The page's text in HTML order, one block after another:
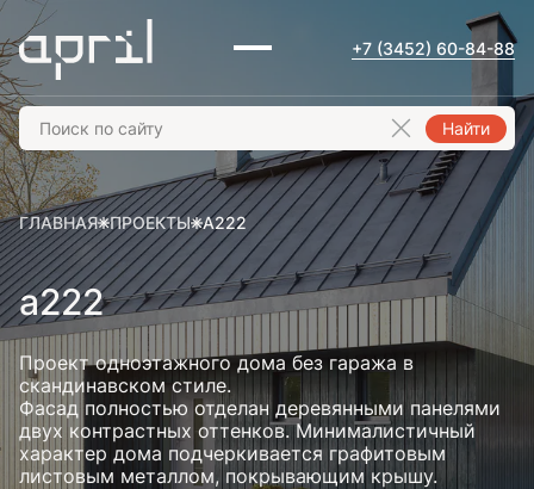
+7 (3452) 60-84-88
Найти
ГЛАВНАЯ ПРОЕКТЫ A222
a222
Проект одноэтажного дома без гаража в
скандинавском стиле.
Фасад полностью отделан деревянными панелями
двух контрастных оттенков. Минималистичный
характер дома подчеркивается графитовым
листовым металлом, покрывающим крышу.